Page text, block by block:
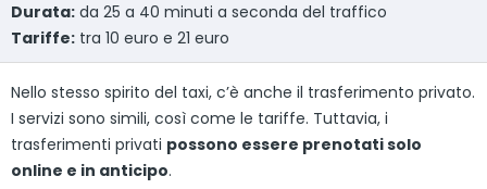
Durata: da 25 a 40 minuti a seconda del traffico
Tariffe: tra 10 euro e 21 euro
Nello stesso spirito del taxi, c’è anche il trasferimento privato.
I servizi sono simili, così come le tariffe. Tuttavia, i
trasferimenti privati possono essere prenotati solo
online e in anticipo.